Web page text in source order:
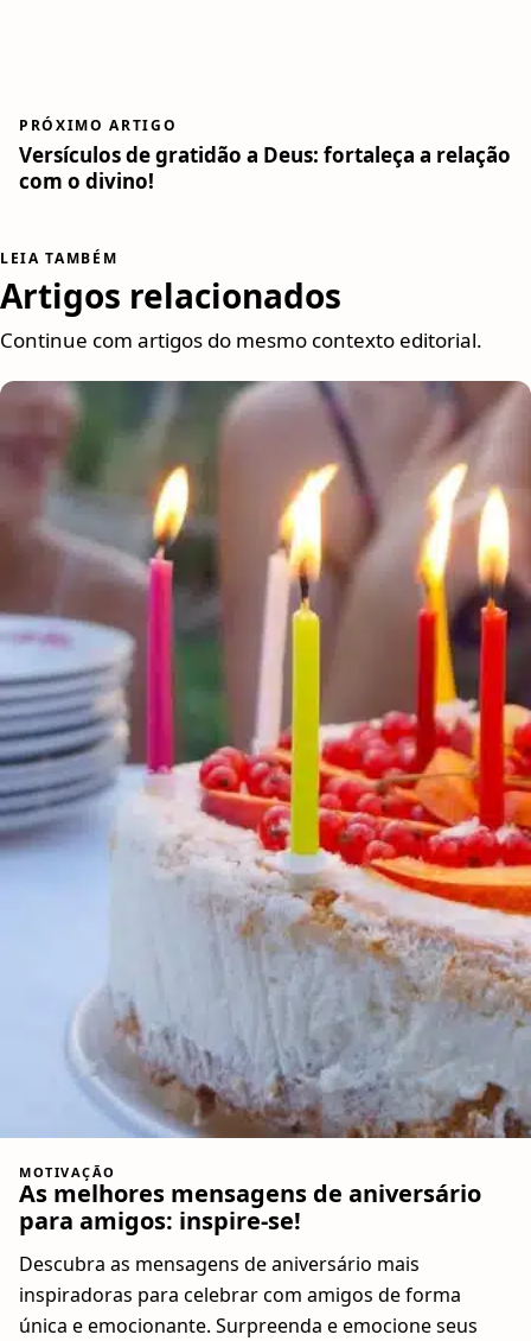
PRÓXIMO ARTIGO
Versículos de gratidão a Deus: fortaleça a relação
com o divino!
LEIA TAMBÉM
Artigos relacionados
Continue com artigos do mesmo contexto editorial.
MOTIVAÇÃO
As melhores mensagens de aniversário
para amigos: inspire-se!
Descubra as mensagens de aniversário mais
inspiradoras para celebrar com amigos de forma
única e emocionante. Surpreenda e emocione seus